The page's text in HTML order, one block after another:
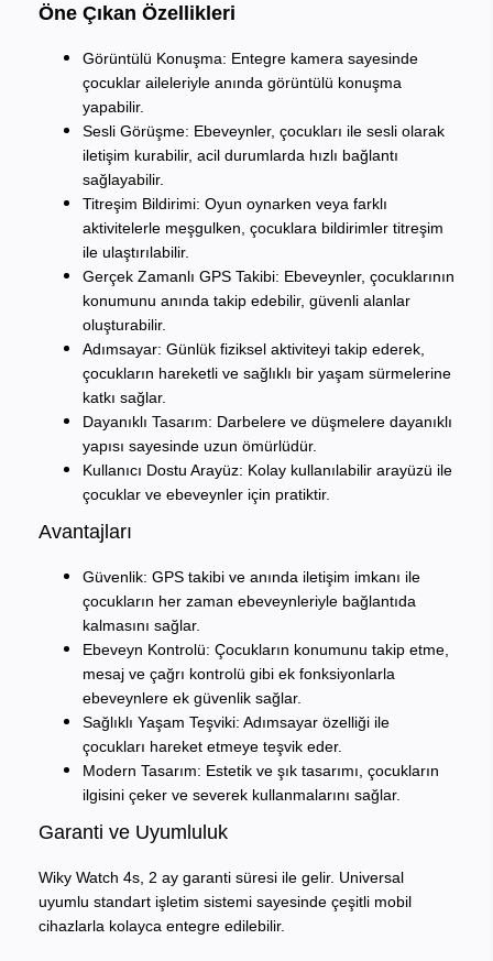
Öne Çıkan Özellikleri
Görüntülü Konuşma: Entegre kamera sayesinde
çocuklar aileleriyle anında görüntülü konuşma
yapabilir.
Sesli Görüşme: Ebeveynler, çocukları ile sesli olarak
iletişim kurabilir, acil durumlarda hızlı bağlantı
sağlayabilir.
Titreşim Bildirimi: Oyun oynarken veya farklı
aktivitelerle meşgulken, çocuklara bildirimler titreşim
ile ulaştırılabilir.
Gerçek Zamanlı GPS Takibi: Ebeveynler, çocuklarının
konumunu anında takip edebilir, güvenli alanlar
oluşturabilir.
Adımsayar: Günlük fiziksel aktiviteyi takip ederek,
çocukların hareketli ve sağlıklı bir yaşam sürmelerine
katkı sağlar.
Dayanıklı Tasarım: Darbelere ve düşmelere dayanıklı
yapısı sayesinde uzun ömürlüdür.
Kullanıcı Dostu Arayüz: Kolay kullanılabilir arayüzü ile
çocuklar ve ebeveynler için pratiktir.
Avantajları
Güvenlik: GPS takibi ve anında iletişim imkanı ile
çocukların her zaman ebeveynleriyle bağlantıda
kalmasını sağlar.
Ebeveyn Kontrolü: Çocukların konumunu takip etme,
mesaj ve çağrı kontrolü gibi ek fonksiyonlarla
ebeveynlere ek güvenlik sağlar.
Sağlıklı Yaşam Teşviki: Adımsayar özelliği ile
çocukları hareket etmeye teşvik eder.
Modern Tasarım: Estetik ve şık tasarımı, çocukların
ilgisini çeker ve severek kullanmalarını sağlar.
Garanti ve Uyumluluk
Wiky Watch 4s, 2 ay garanti süresi ile gelir. Universal
uyumlu standart işletim sistemi sayesinde çeşitli mobil
cihazlarla kolayca entegre edilebilir.